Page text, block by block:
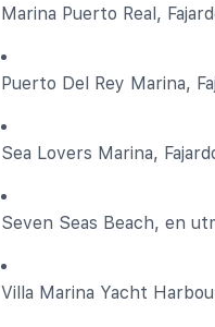
Marina Puerto Real,
Puerto Del Rey Marina,
Sea Lovers Marina,
Seven Seas Beach, en
Villa Marina Yacht